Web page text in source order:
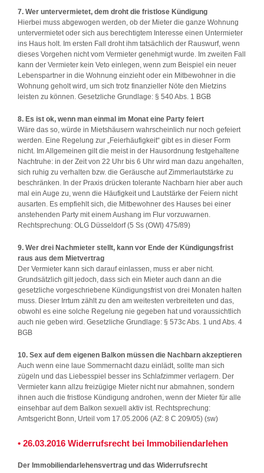
7. Wer untervermietet, dem droht die fristlose Kündigung
Hierbei muss abgewogen werden, ob der Mieter die ganze Wohnung
untervermietet oder sich aus berechtigtem Interesse einen Untermieter
ins Haus holt. Im ersten Fall droht ihm tatsächlich der Rauswurf, wenn
dieses Vorgehen nicht vom Vermieter genehmigt wurde. Im zweiten Fall
kann der Vermieter kein Veto einlegen, wenn zum Beispiel ein neuer
Lebenspartner in die Wohnung einzieht oder ein Mitbewohner in die
Wohnung geholt wird, um sich trotz finanzieller Nöte den Mietzins
leisten zu können. Gesetzliche Grundlage: § 540 Abs. 1 BGB
8. Es ist ok, wenn man einmal im Monat eine Party feiert
Wäre das so, würde in Mietshäusern wahrscheinlich nur noch gefeiert
werden. Eine Regelung zur „Feierhäufigkeit“ gibt es in dieser Form
nicht. Im Allgemeinen gilt die meist in der Hausordnung festgehaltene
Nachtruhe: in der Zeit von 22 Uhr bis 6 Uhr wird man dazu angehalten,
sich ruhig zu verhalten bzw. die Geräusche auf Zimmerlautstärke zu
beschränken. In der Praxis drücken tolerante Nachbarn hier aber auch
mal ein Auge zu, wenn die Häufigkeit und Lautstärke der Feiern nicht
ausarten. Es empfiehlt sich, die Mitbewohner des Hauses bei einer
anstehenden Party mit einem Aushang im Flur vorzuwarnen.
Rechtsprechung: OLG Düsseldorf (5 Ss (OWI) 475/89)
9. Wer drei Nachmieter stellt, kann vor Ende der Kündigungsfrist
raus aus dem Mietvertrag
Der Vermieter kann sich darauf einlassen, muss er aber nicht.
Grundsätzlich gilt jedoch, dass sich ein Mieter auch dann an die
gesetzliche vorgeschriebene Kündigungsfrist von drei Monaten halten
muss. Dieser Irrtum zählt zu den am weitesten verbreiteten und das,
obwohl es eine solche Regelung nie gegeben hat und voraussichtlich
auch nie geben wird. Gesetzliche Grundlage: § 573c Abs. 1 und Abs. 4
BGB
10. Sex auf dem eigenen Balkon müssen die Nachbarn akzeptieren
Auch wenn eine laue Sommernacht dazu einlädt, sollte man sich
zügeln und das Liebesspiel besser ins Schlafzimmer verlagern. Der
Vermieter kann allzu freizügige Mieter nicht nur abmahnen, sondern
ihnen auch die fristlose Kündigung androhen, wenn der Mieter für alle
einsehbar auf dem Balkon sexuell aktiv ist. Rechtsprechung:
Amtsgericht Bonn, Urteil vom 17.05.2006 (AZ: 8 C 209/05) (sw)
• 26.03.2016 Widerrufsrecht bei Immobiliendarlehen
Der Immobiliendarlehensvertrag und das Widerrufsrecht